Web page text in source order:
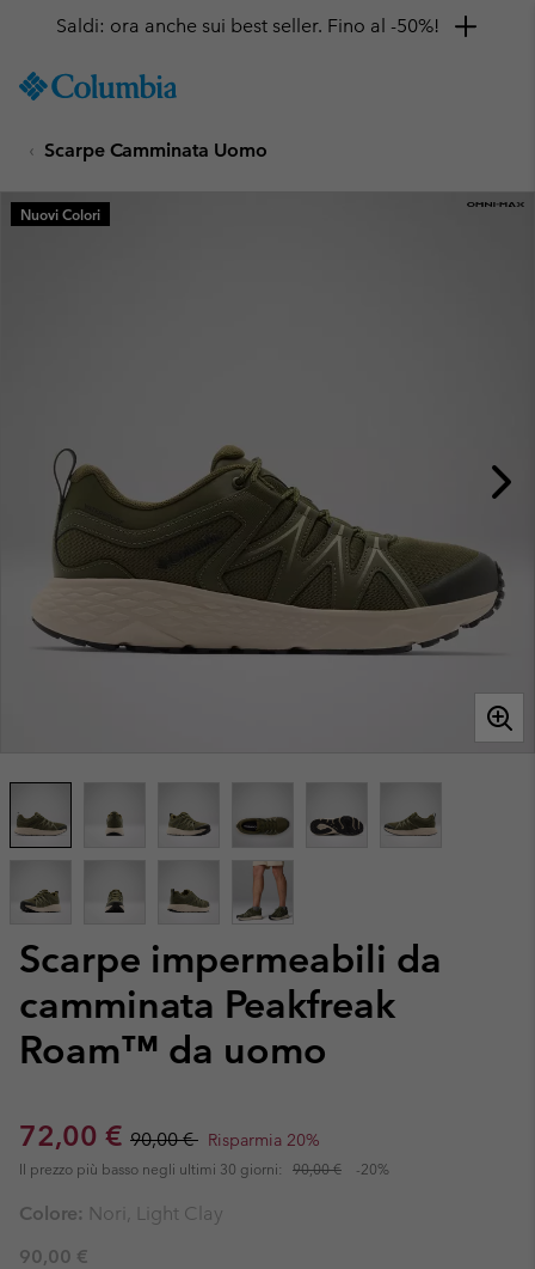
TO
SKIP
MAIN
NAV
Saldi: ora anche sui best seller. Fino al -50%!
Scarpe Camminata Uomo
Scarpe impermeabili da
camminata Peakfreak
Roam™ da uomo
Sale price:
72,00 € Regular price:
90,00 € Risparmia 20%
Il prezzo più basso negli ultimi 30 giorni: 90,00 € -20%
Nuovi Colori
Colore: Nori, Light Clay
90,00 €